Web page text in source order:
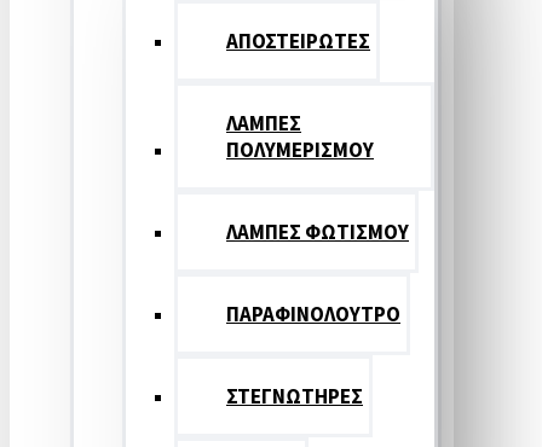
ΑΠΟΣΤΕΙΡΩΤΕΣ
ΛΑΜΠΕΣ
ΠΟΛΥΜΕΡΙΣΜΟΥ
ΛΑΜΠΕΣ ΦΩΤΙΣΜΟΥ
ΠΑΡΑΦΙΝΟΛΟΥΤΡΟ
ΣΤΕΓΝΩΤΗΡΕΣ